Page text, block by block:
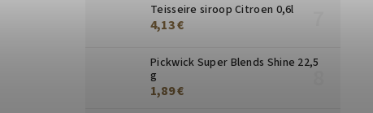
Teisseire siroop Citroen 0,6l
4,13 €
Pickwick Super Blends Shine 22,5
g
1,89 €